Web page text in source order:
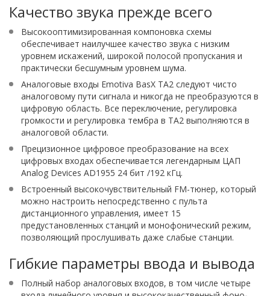
Качество звука прежде всего
Высокооптимизированная компоновка схемы
обеспечивает наилучшее качество звука с низким
уровнем искажений, широкой полосой пропускания и
практически бесшумным уровнем шума.
Аналоговые входы Emotiva BasX TA2 следуют чисто
аналоговому пути сигнала и никогда не преобразуются в
цифровую область. Все переключение, регулировка
громкости и регулировка тембра в TA2 выполняются в
аналоговой области.
Прецизионное цифровое преобразование на всех
цифровых входах обеспечивается легендарным ЦАП
Analog Devices AD1955 24 бит /192 кГц.
Встроенный высокочувствительный FM-тюнер, который
можно настроить непосредственно с пульта
дистанционного управления, имеет 15
предустановленных станций и монофонический режим,
позволяющий прослушивать даже слабые станции.
Гибкие параметры ввода и вывода
Полный набор аналоговых входов, в том числе четыре